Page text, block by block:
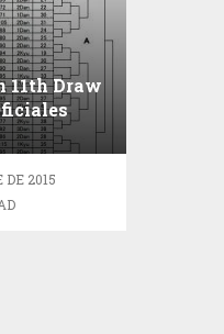
11th Draw
DE 2015